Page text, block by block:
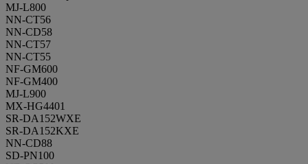
MJ-L800
NN-CT56
NN-CD58
NN-CT57
NN-CT55
NF-GM600
NF-GM400
MJ-L900
MX-HG4401
SR-DA152WXE
SR-DA152KXE
NN-CD88
SD-PN100